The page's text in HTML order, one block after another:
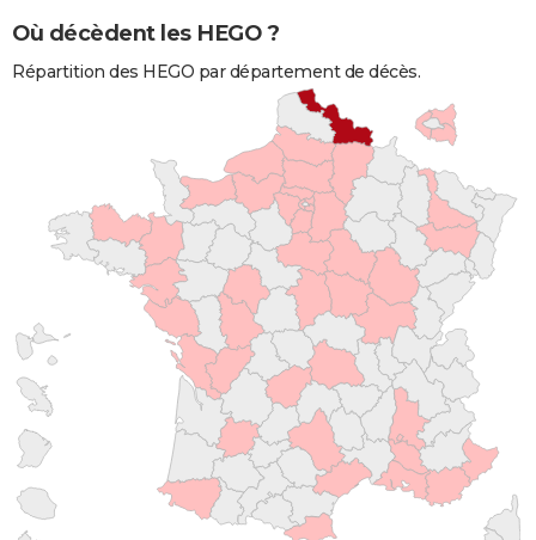
Où décèdent les HEGO ?
Répartition des HEGO par département de décès.